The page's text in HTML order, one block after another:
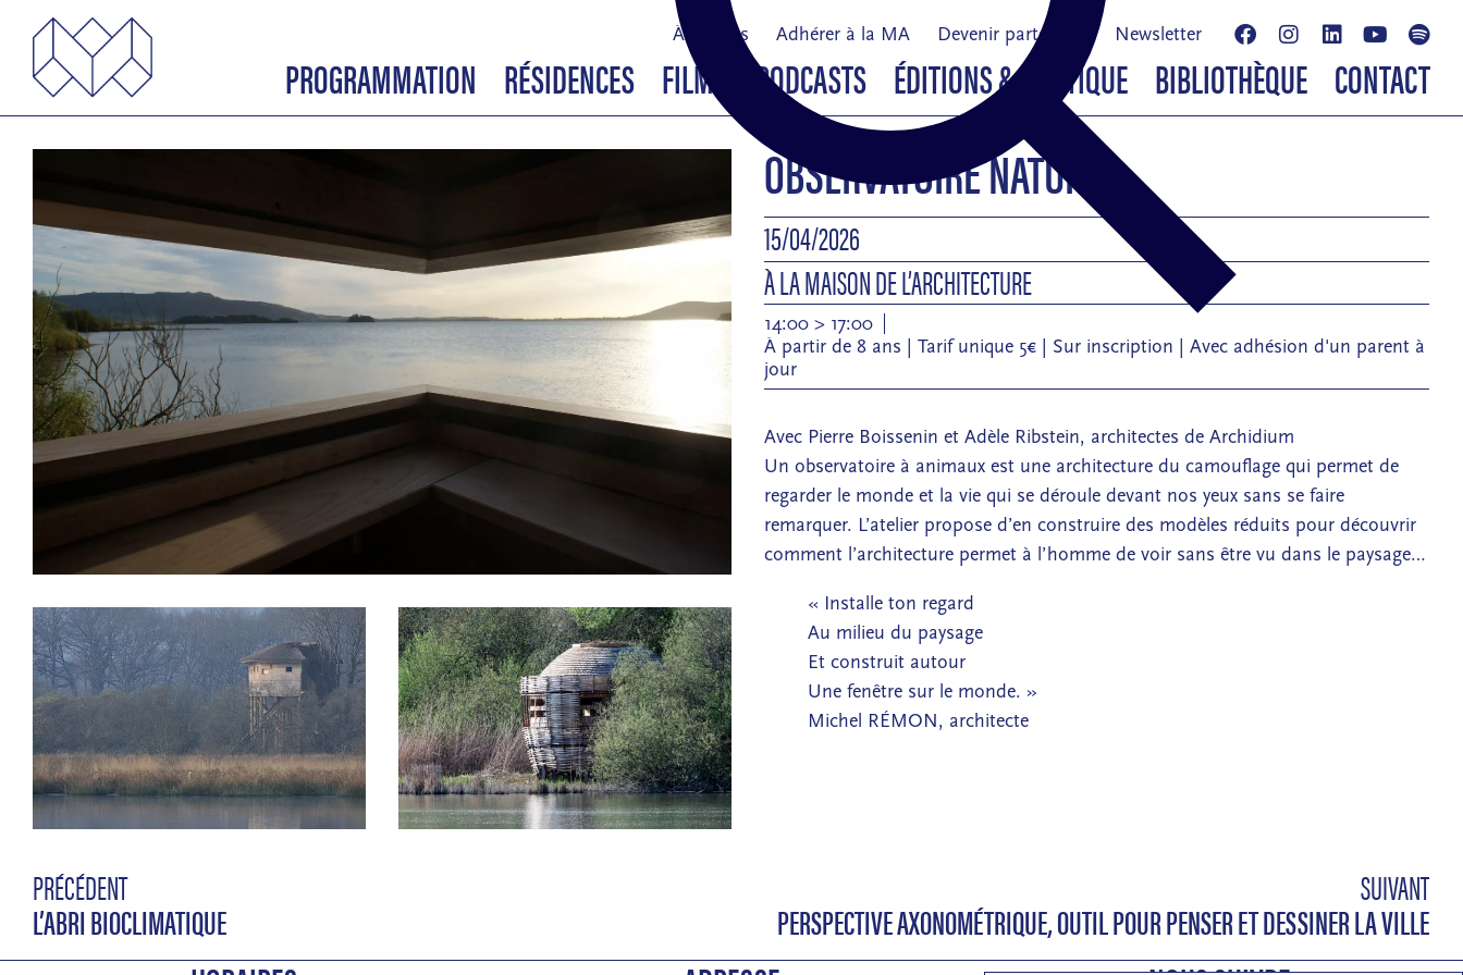
À propos Adhérer à la MA Devenir partenaire Newsletter
PROGRAMMATION RÉSIDENCES FILMS & PODCASTS ÉDITIONS & BOUTIQUE BIBLIOTHÈQUE CONTACT
OBSERVATOIRE NATUREL
15/04/2026
À LA MAISON DE L’ARCHITECTURE
14:00 > 17:00
À partir de 8 ans | Tarif unique 5€ | Sur inscription | Avec adhésion d'un parent à
jour
Avec Pierre Boissenin et Adèle Ribstein, architectes de Archidium
Un observatoire à animaux est une architecture du camouflage qui permet de
regarder le monde et la vie qui se déroule devant nos yeux sans se faire
remarquer. L’atelier propose d’en construire des modèles réduits pour découvrir
comment l’architecture permet à l’homme de voir sans être vu dans le paysage…
« Installe ton regard
Au milieu du paysage
Et construit autour
Une fenêtre sur le monde. »
Michel RÉMON, architecte
PRÉCÉDENT
L’ABRI BIOCLIMATIQUE
SUIVANT
PERSPECTIVE AXONOMÉTRIQUE, OUTIL POUR PENSER ET DESSINER LA VILLE